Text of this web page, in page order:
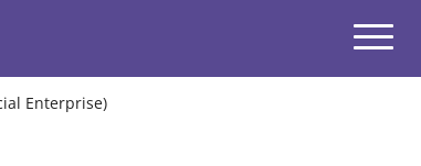
Enterprise)